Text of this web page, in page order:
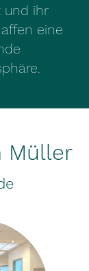
und ihr
eine
Müller